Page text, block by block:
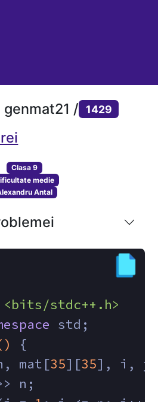
genmat21 / 1429
Clasa 9
medie
Antal
<bits/stdc++.h>
std;
{
mat[35][35], i,
n;